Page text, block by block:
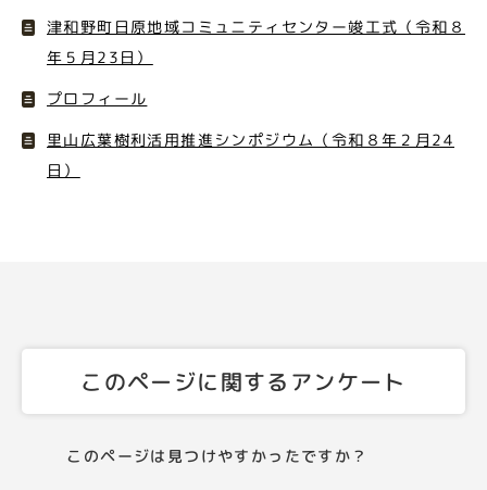
津和野町日原地域コミュニティセンター竣工式（令和８
年５月23日）
プロフィール
里山広葉樹利活用推進シンポジウム（令和８年２月24
日）
このページに関するアンケート
このページは見つけやすかったですか？